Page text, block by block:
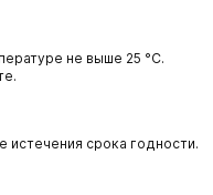
не выше 25 °С.
истечения срока годности.